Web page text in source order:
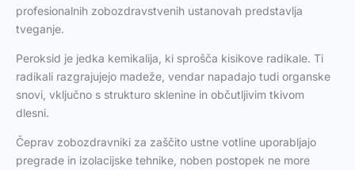
profesionalnih zobozdravstvenih ustanovah predstavlja
tveganje.
Peroksid je jedka kemikalija, ki sprošča kisikove radikale. Ti
radikali razgrajujejo madeže, vendar napadajo tudi organske
snovi, vključno s strukturo sklenine in občutljivim tkivom
dlesni.
Čeprav zobozdravniki za zaščito ustne votline uporabljajo
pregrade in izolacijske tehnike, noben postopek ne more